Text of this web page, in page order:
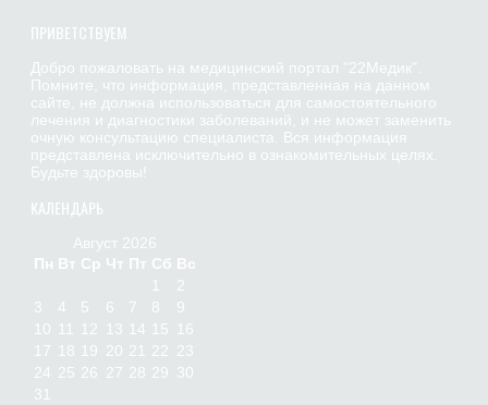
ПРИВЕТСТВУЕМ
Добро пожаловать на медицинский портал "22Медик".
Помните, что информация, представленная на данном
сайте, не должна использоваться для самостоятельного
лечения и диагностики заболеваний, и не может заменить
очную консультацию специалиста. Вся информация
представлена исключительно в ознакомительных целях.
Будьте здоровы!
КАЛЕНДАРЬ
Август 2026
Пн Вт Ср Чт Пт Сб Вс
2
3
4 5 6 7 8
9
10
12 13 14 15
16
17
18 19 20 21 22 23
24 25 26 27 28 29 30
31